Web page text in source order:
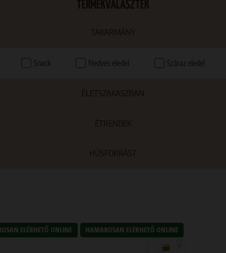
TERMÉKVÁLASZTÉK
TAKARMÁNY
Snack Nedves eledel Száraz eledel
ÉLETSZAKASZBAN
ÉTRENDEK
HÚSFORRÁST